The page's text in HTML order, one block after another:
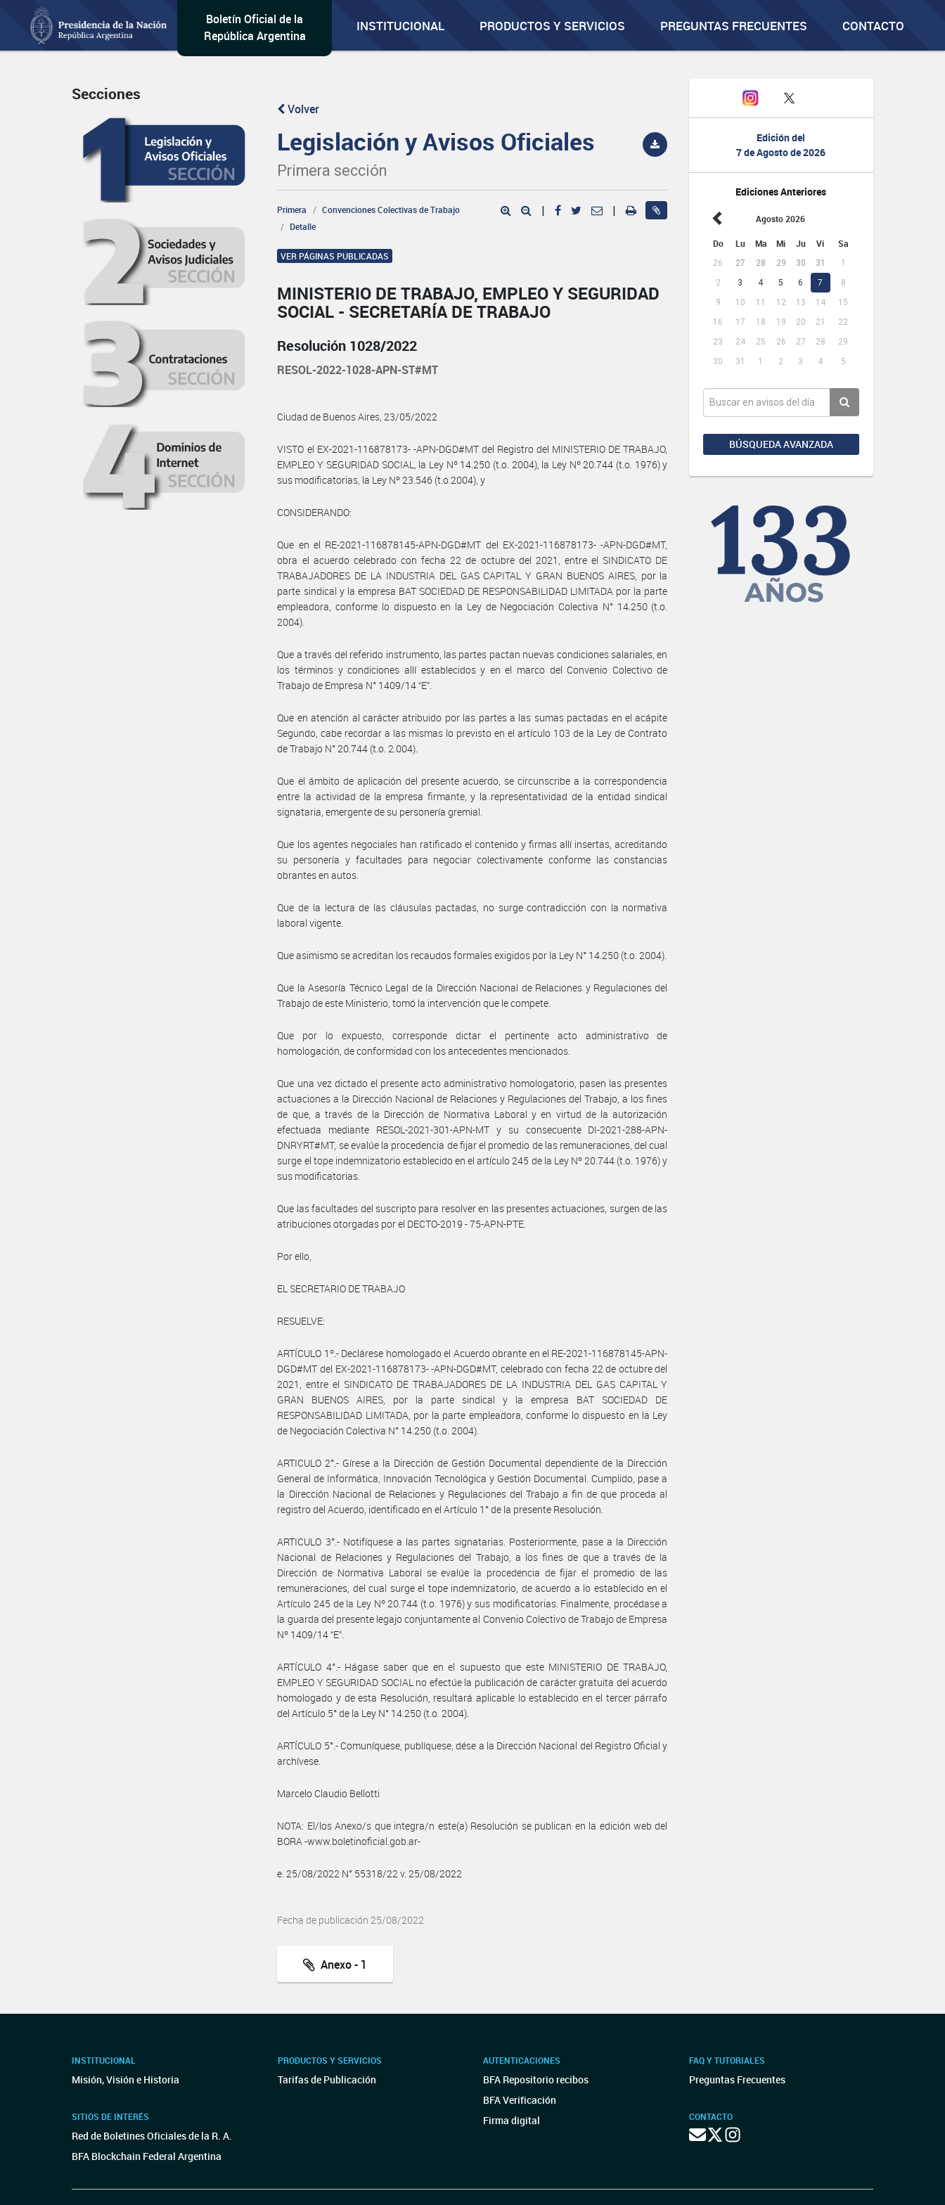
Boletín Oficial de la
República Argentina
INSTITUCIONAL PRODUCTOS Y SERVICIOS PREGUNTAS FRECUENTES CONTACTO
Edición del
7 de Agosto de 2026
Ediciones Anteriores
Agosto 2026
Do Lu Ma Mi Ju Vi Sa
26 27 28 29 30 31
1
2
3 4 5 6 7
8
9
10 11 12 13 14
15
16
17 18 19 20 21
22
23
24 25 26 27 28
29
30
31 1 2 3 4 5
BÚSQUEDA AVANZADA
Secciones
Volver
Legislación y Avisos Oficiales
Primera sección
Primera
Convenciones Colectivas de Trabajo
Detalle
| |
VER PÁGINAS PUBLICADAS
MINISTERIO DE TRABAJO, EMPLEO Y SEGURIDAD
SOCIAL - SECRETARÍA DE TRABAJO
Resolución 1028/2022
RESOL-2022-1028-APN-ST#MT
Ciudad de Buenos Aires, 23/05/2022
VISTO el EX-2021-116878173- -APN-DGD#MT del Registro del MINISTERIO DE TRABAJO,
EMPLEO Y SEGURIDAD SOCIAL, la Ley Nº 14.250 (t.o. 2004), la Ley Nº 20.744 (t.o. 1976) y
sus modificatorias, la Ley Nº 23.546 (t.o.2004), y
CONSIDERANDO:
Que en el RE-2021-116878145-APN-DGD#MT del EX-2021-116878173- -APN-DGD#MT,
obra el acuerdo celebrado con fecha 22 de octubre del 2021, entre el SINDICATO DE
TRABAJADORES DE LA INDUSTRIA DEL GAS CAPITAL Y GRAN BUENOS AIRES, por la
parte sindical y la empresa BAT SOCIEDAD DE RESPONSABILIDAD LIMITADA por la parte
empleadora, conforme lo dispuesto en la Ley de Negociación Colectiva N° 14.250 (t.o.
2004).
Que a través del referido instrumento, las partes pactan nuevas condiciones salariales, en
los términos y condiciones allí establecidos y en el marco del Convenio Colectivo de
Trabajo de Empresa N° 1409/14 “E”.
Que en atención al carácter atribuido por las partes a las sumas pactadas en el acápite
Segundo, cabe recordar a las mismas lo previsto en el artículo 103 de la Ley de Contrato
de Trabajo N° 20.744 (t.o. 2.004).
Que el ámbito de aplicación del presente acuerdo, se circunscribe a la correspondencia
entre la actividad de la empresa firmante, y la representatividad de la entidad sindical
signataria, emergente de su personería gremial.
Que los agentes negociales han ratificado el contenido y firmas allí insertas, acreditando
su personería y facultades para negociar colectivamente conforme las constancias
obrantes en autos.
Que de la lectura de las cláusulas pactadas, no surge contradicción con la normativa
laboral vigente.
Que asimismo se acreditan los recaudos formales exigidos por la Ley N° 14.250 (t.o. 2004).
Que la Asesoría Técnico Legal de la Dirección Nacional de Relaciones y Regulaciones del
Trabajo de este Ministerio, tomó la intervención que le compete.
Que por lo expuesto, corresponde dictar el pertinente acto administrativo de
homologación, de conformidad con los antecedentes mencionados.
Que una vez dictado el presente acto administrativo homologatorio, pasen las presentes
actuaciones a la Dirección Nacional de Relaciones y Regulaciones del Trabajo, a los fines
de que, a través de la Dirección de Normativa Laboral y en virtud de la autorización
efectuada mediante RESOL-2021-301-APN-MT y su consecuente DI-2021-288-APN-
DNRYRT#MT, se evalúe la procedencia de fijar el promedio de las remuneraciones, del cual
surge el tope indemnizatorio establecido en el artículo 245 de la Ley Nº 20.744 (t.o. 1976) y
sus modificatorias.
Que las facultades del suscripto para resolver en las presentes actuaciones, surgen de las
atribuciones otorgadas por el DECTO-2019 - 75-APN-PTE.
Por ello,
EL SECRETARIO DE TRABAJO
RESUELVE:
ARTÍCULO 1º.- Declárese homologado el Acuerdo obrante en el RE-2021-116878145-APN-
DGD#MT del EX-2021-116878173- -APN-DGD#MT, celebrado con fecha 22 de octubre del
2021, entre el SINDICATO DE TRABAJADORES DE LA INDUSTRIA DEL GAS CAPITAL Y
GRAN BUENOS AIRES, por la parte sindical y la empresa BAT SOCIEDAD DE
RESPONSABILIDAD LIMITADA, por la parte empleadora, conforme lo dispuesto en la Ley
de Negociación Colectiva N° 14.250 (t.o. 2004).
ARTICULO 2°.- Gírese a la Dirección de Gestión Documental dependiente de la Dirección
General de Informática, Innovación Tecnológica y Gestión Documental. Cumplido, pase a
la Dirección Nacional de Relaciones y Regulaciones del Trabajo a fin de que proceda al
registro del Acuerdo, identificado en el Artículo 1° de la presente Resolución.
ARTICULO 3°.- Notifíquese a las partes signatarias. Posteriormente, pase a la Dirección
Nacional de Relaciones y Regulaciones del Trabajo, a los fines de que a través de la
Dirección de Normativa Laboral se evalúe la procedencia de fijar el promedio de las
remuneraciones, del cual surge el tope indemnizatorio, de acuerdo a lo establecido en el
Artículo 245 de la Ley Nº 20.744 (t.o. 1976) y sus modificatorias. Finalmente, procédase a
la guarda del presente legajo conjuntamente al Convenio Colectivo de Trabajo de Empresa
Nº 1409/14 “E”.
ARTÍCULO 4°.- Hágase saber que en el supuesto que este MINISTERIO DE TRABAJO,
EMPLEO Y SEGURIDAD SOCIAL no efectúe la publicación de carácter gratuita del acuerdo
homologado y de esta Resolución, resultará aplicable lo establecido en el tercer párrafo
del Artículo 5° de la Ley N° 14.250 (t.o. 2004).
ARTÍCULO 5°.- Comuníquese, publíquese, dése a la Dirección Nacional del Registro Oficial y
archívese.
Marcelo Claudio Bellotti
NOTA: El/los Anexo/s que integra/n este(a) Resolución se publican en la edición web del
BORA -www.boletinoficial.gob.ar-
e. 25/08/2022 N° 55318/22 v. 25/08/2022
Fecha de publicación 25/08/2022
Anexo - 1
INSTITUCIONAL
Misión, Visión e Historia
SITIOS DE INTERÉS
Red de Boletines Oficiales de la R. A.
BFA Blockchain Federal Argentina
PRODUCTOS Y SERVICIOS
Tarifas de Publicación
AUTENTICACIONES
BFA Repositorio recibos
BFA Verificación
Firma digital
FAQ Y TUTORIALES
Preguntas Frecuentes
CONTACTO